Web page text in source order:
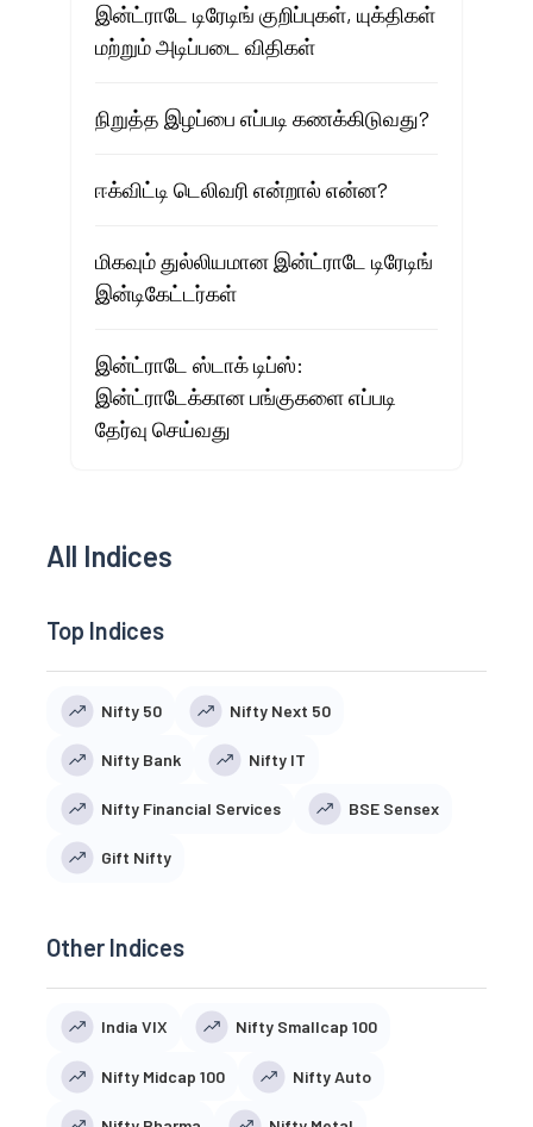
இன்ட்ராடே டிரேடிங் குறிப்புகள், யுக்திகள்
மற்றும் அடிப்படை விதிகள்
நிறுத்த இழப்பை எப்படி கணக்கிடுவது?
ஈக்விட்டி டெலிவரி என்றால் என்ன?
மிகவும் துல்லியமான இன்ட்ராடே டிரேடிங்
இன்டிகேட்டர்கள்
இன்ட்ராடே ஸ்டாக் டிப்ஸ்:
இன்ட்ராடேக்கான பங்குகளை எப்படி
தேர்வு செய்வது
All Indices
Top Indices
Nifty 50 Nifty Next 50
Nifty Bank Nifty IT
Nifty Financial Services BSE Sensex
Gift Nifty
Other Indices
India VIX Nifty Smallcap 100
Nifty Midcap 100 Nifty Auto